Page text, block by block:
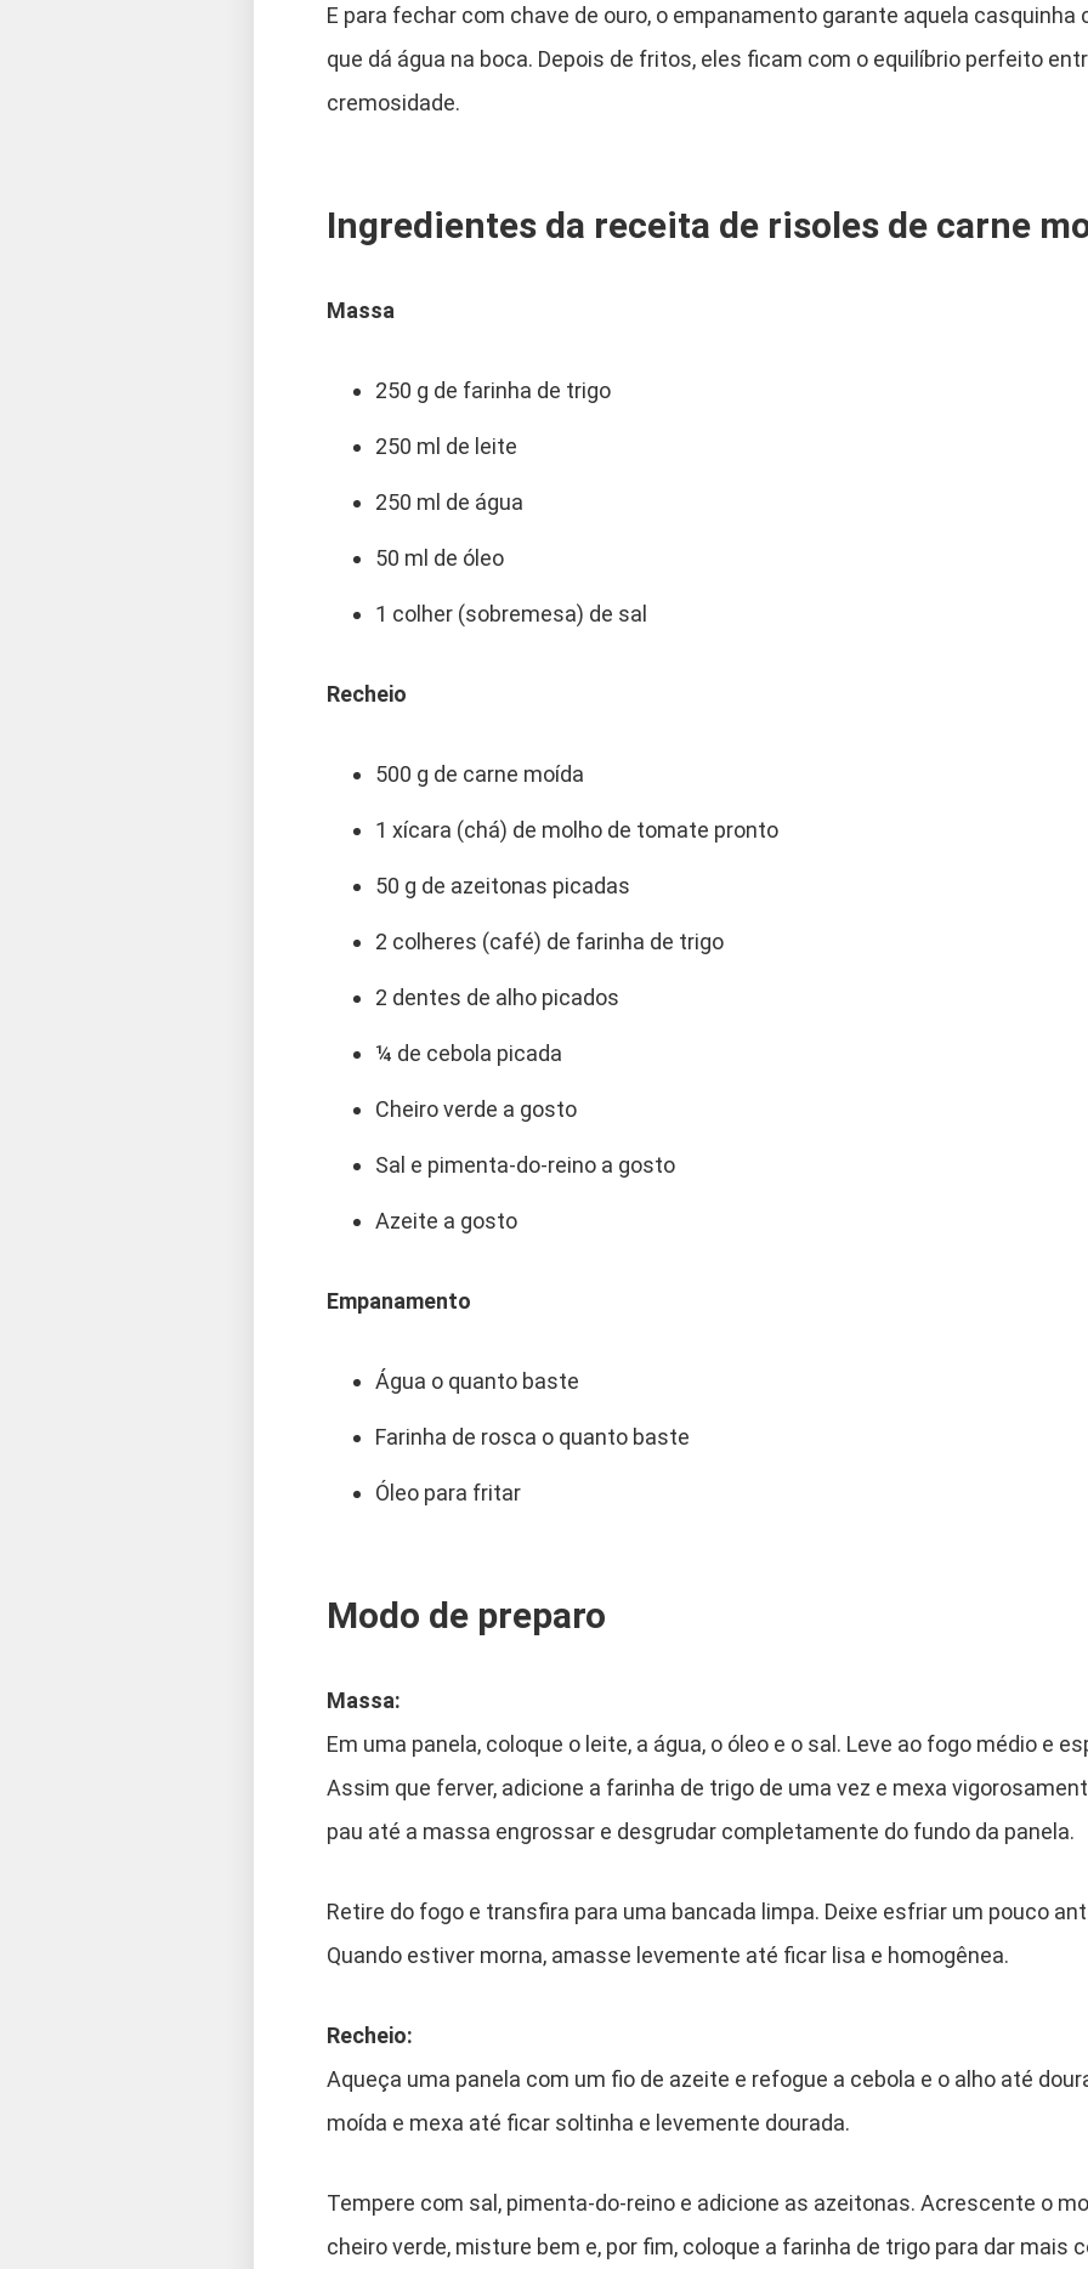
E para fechar com chave de ouro, o empanamento garante aquela casquinha
que dá água na boca. Depois de fritos, eles ficam com o equilíbrio perfeito
cremosidade.
Ingredientes da receita de risoles de carne
Massa
250 g de farinha de trigo
250 ml de leite
250 ml de água
50 ml de óleo
1 colher (sobremesa) de sal
Recheio
500 g de carne moída
1 xícara (chá) de molho de tomate pronto
50 g de azeitonas picadas
2 colheres (café) de farinha de trigo
2 dentes de alho picados
¼ de cebola picada
Cheiro verde a gosto
Sal e pimenta-do-reino a gosto
Azeite a gosto
Empanamento
Água o quanto baste
Farinha de rosca o quanto baste
Óleo para fritar
Modo de preparo
Massa:
Em uma panela, coloque o leite, a água, o óleo e o sal. Leve ao fogo médio e
Assim que ferver, adicione a farinha de trigo de uma vez e mexa
pau até a massa engrossar e desgrudar completamente do fundo da panela.
Retire do fogo e transfira para uma bancada limpa. Deixe esfriar um pouco
Quando estiver morna, amasse levemente até ficar lisa e homogênea.
Recheio:
Aqueça uma panela com um fio de azeite e refogue a cebola e o alho até
moída e mexa até ficar soltinha e levemente dourada.
Tempere com sal, pimenta-do-reino e adicione as azeitonas. Acrescente o
cheiro verde, misture bem e, por fim, coloque a farinha de trigo para dar mais